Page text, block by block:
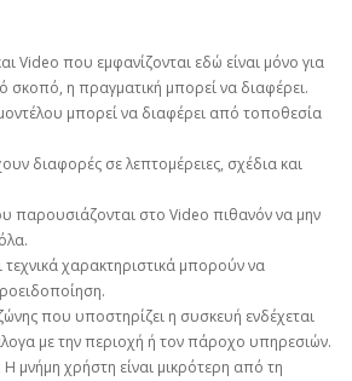
Video που εμφανίζονται εδώ είναι μόνο για
σκοπό, η πραγματική μπορεί να διαφέρει.
μπορεί να διαφέρει από τοποθεσία
διαφορές σε λεπτομέρειες, σχέδια και
παρουσιάζονται στο Video πιθανόν να μην
χαρακτηριστικά μπορούν να
που υποστηρίζει η συσκευή ενδέχεται
με την περιοχή ή τον πάροχο υπηρεσιών.
: Η μνήμη χρήστη είναι μικρότερη από τη